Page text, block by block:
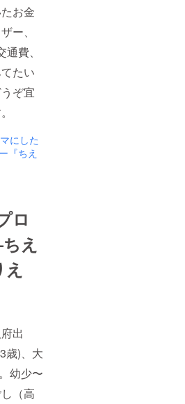
お金
ー、
費、
たい
ぞ宜
ロ
え
出
歳)、大
幼少〜
（高